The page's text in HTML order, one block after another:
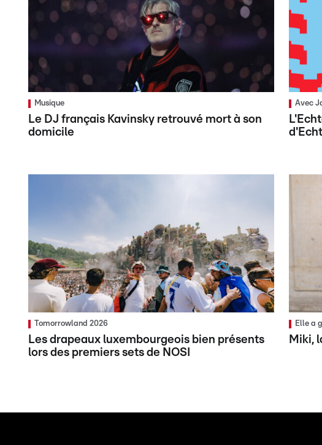
Musique
Le DJ français Kavinsky retrouvé mort à son
domicile
Avec
Tomorrowland 2026
Les drapeaux luxembourgeois bien présents
lors des premiers sets de NOSI
Elle a
Miki,